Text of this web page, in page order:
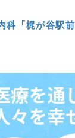
科「梶が谷駅